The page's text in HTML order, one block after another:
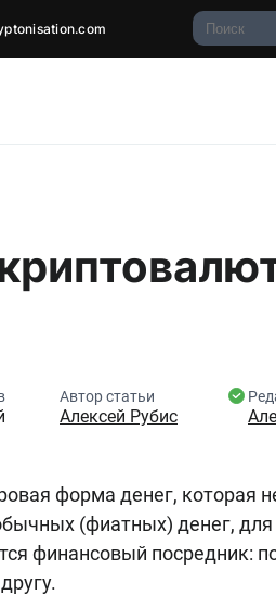
Автор статьи
Алексей Рубис
форма денег, которая
(фиатных) денег,
финансовый посредник: